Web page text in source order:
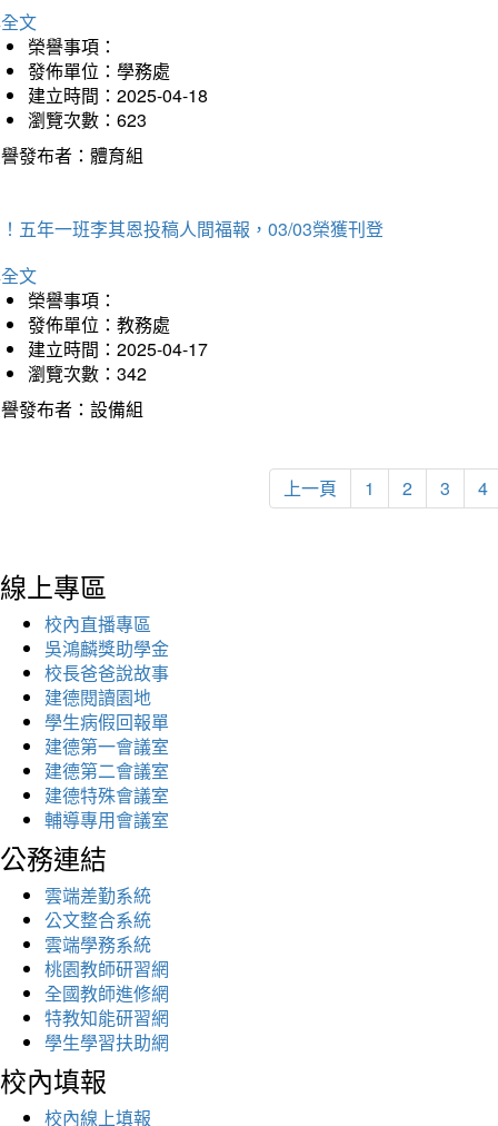
文
榮譽事項：
發佈單位：學務處
建立時間：2025-04-18
瀏覽次數：623
發布者：體育組
五年一班李其恩投稿人間福報，03/03榮獲刊登
文
榮譽事項：
發佈單位：教務處
建立時間：2025-04-17
瀏覽次數：342
發布者：設備組
上一頁 1 2 3 4
線上專區
校內直播專區
吳鴻麟獎助學金
校長爸爸說故事
建德閱讀園地
學生病假回報單
建德第一會議室
建德第二會議室
建德特殊會議室
輔導專用會議室
公務連結
雲端差勤系統
公文整合系統
雲端學務系統
桃園教師研習網
全國教師進修網
特教知能研習網
學生學習扶助網
校內填報
校內線上填報